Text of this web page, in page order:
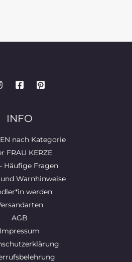
INFO
nach Kategorie
FRAU KERZE
Häufige Fragen
Warnhinweise
werden
AGB
Impressum